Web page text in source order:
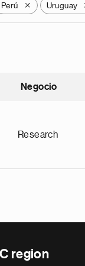
Perú X Uruguay
Negocio
Research
region